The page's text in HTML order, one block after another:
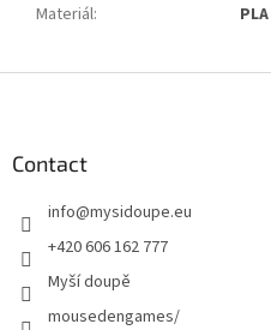
Materiál: PLA
Contact
info@mysidoupe.eu
+420 606 162 777
Myší doupě
mousedengames/